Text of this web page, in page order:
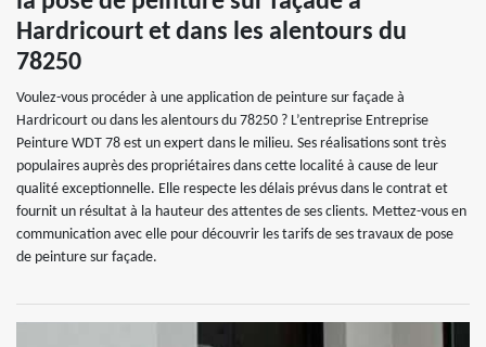
Hardricourt et dans les alentours du
78250
Voulez-vous procéder à une application de peinture sur façade à
Hardricourt ou dans les alentours du 78250 ? L’entreprise Entreprise
Peinture WDT 78 est un expert dans le milieu. Ses réalisations sont très
populaires auprès des propriétaires dans cette localité à cause de leur
qualité exceptionnelle. Elle respecte les délais prévus dans le contrat et
fournit un résultat à la hauteur des attentes de ses clients. Mettez-vous en
communication avec elle pour découvrir les tarifs de ses travaux de pose
de peinture sur façade.